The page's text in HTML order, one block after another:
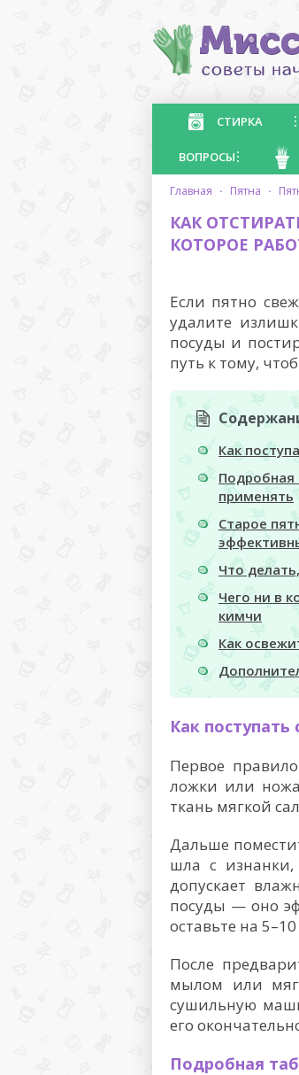
СТИРКА
ВОПРОСЫ
главная · пятна ·
КАК
КОТОРОЕ
Если пятно
удалите
посуды и
путь к тому,
Как
Подробная
применять
Старое
Что
Чего ни в
кимчи
Как
Как
Первое
ложки или
ткань мягкой
Дальше
шла с изнанки,
допускает
посуды — оно
оставьте на
После
мылом или
сушильную
его
Подробная